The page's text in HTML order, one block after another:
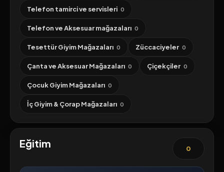
Telefon tamirci ve servisleri 0
Telefon ve Aksesuar mağazaları 0
Tesettür Giyim Mağazaları 0 Züccaciyeler 0
Çanta ve Aksesuar Mağazaları 0 Çiçekçiler 0
Çocuk Giyim Mağazaları 0
İç Giyim & Çorap Mağazaları 0
Eğitim 0